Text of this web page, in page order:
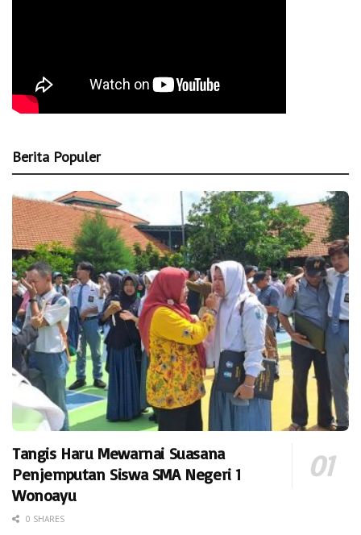
Berita Populer
Tangis Haru Mewarnai Suasana
Penjemputan Siswa SMA Negeri 1
Wonoayu
0 SHARES